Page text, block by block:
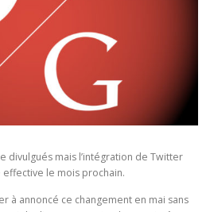
divulgués mais l’intégration de Twitter
le mois prochain.
à annoncé ce changement en mai sans